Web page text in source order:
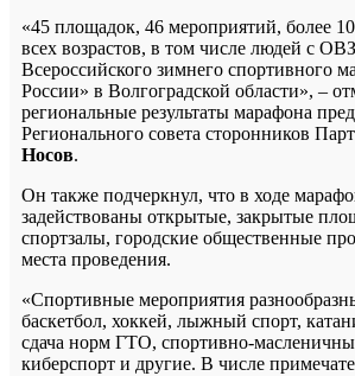
«45 площадок, 46 мероприятий, более
всех возрастов, в том числе людей с
Всероссийского зимнего спортивного
России» в Волгоградской области», –
региональные результаты марафона
Регионального совета сторонников
Носов.
Он также подчеркнул, что в ходе
задействованы открытые, закрытые
спортзалы, городские общественные
места проведения.
«Спортивные мероприятия
баскетбол, хоккей, лыжный спорт,
сдача норм ГТО, спортивно-
киберспорт и другие. В числе